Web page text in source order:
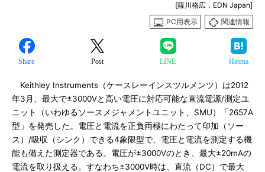
[薩川格広，EDN Japan]
PC用表示
関連情報
Share Post LINE Hatena
Keithley Instruments（ケースレーインスツルメンツ）は2012
年3月、最大で±3000Vと高い電圧に対応可能な直流電源/測定ユ
ニット（いわゆるソースメジャメントユニット、SMU）「2657A
型」を発売した。電圧と電流を正負両極にわたって印加（ソー
ス）/吸収（シンク）できる4象限型で、電圧と電流を測定する機
能も備えた測定器である。電圧が±3000Vのとき、最大±20mAの
電流を取り扱える。すなわち±3000V時は、直流（DC）で最大